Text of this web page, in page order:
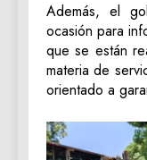
Además, el
ocasión para
que se están
materia de
orientado a